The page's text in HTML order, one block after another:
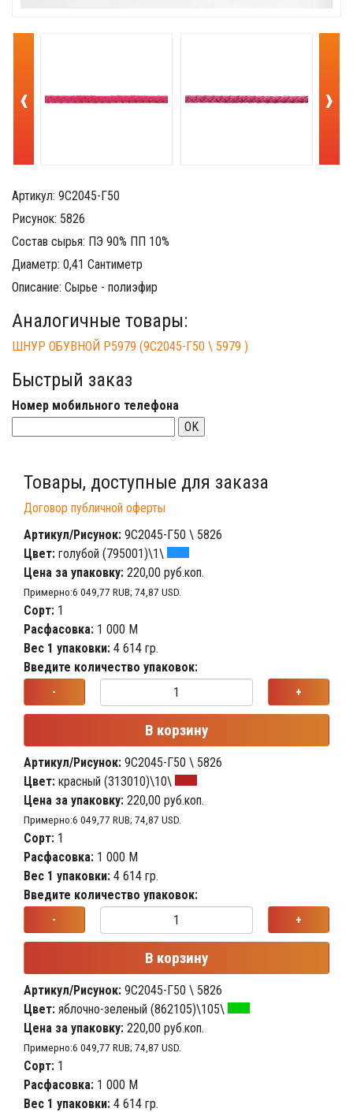
‹ ›
Артикул: 9С2045-Г50
Рисунок: 5826
Состав сырья: ПЭ 90% ПП 10%
Диаметр: 0,41 Сантиметр
Описание: Сырье - полиэфир
Аналогичные товары:
ШНУР ОБУВНОЙ Р5979 (9С2045-Г50 \ 5979 )
Быстрый заказ
Номер мобильного телефона
OK
Товары, доступные для заказа
Договор публичной оферты
Артикул/Рисунок: 9С2045-Г50 \ 5826
Цвет: голубой (795001)\1\
Цена за упаковку: 220,00 руб.коп.
Примерно:6 049,77 RUB; 74,87 USD.
Сорт: 1
Расфасовка: 1 000 М
Вес 1 упаковки: 4 614 гр.
Введите количество упаковок:
- +
В корзину
Артикул/Рисунок: 9С2045-Г50 \ 5826
Цвет: красный (313010)\10\
Цена за упаковку: 220,00 руб.коп.
Примерно:6 049,77 RUB; 74,87 USD.
Сорт: 1
Расфасовка: 1 000 М
Вес 1 упаковки: 4 614 гр.
Введите количество упаковок:
- +
В корзину
Артикул/Рисунок: 9С2045-Г50 \ 5826
Цвет: яблочно-зеленый (862105)\105\
Цена за упаковку: 220,00 руб.коп.
Примерно:6 049,77 RUB; 74,87 USD.
Сорт: 1
Расфасовка: 1 000 М
Вес 1 упаковки: 4 614 гр.